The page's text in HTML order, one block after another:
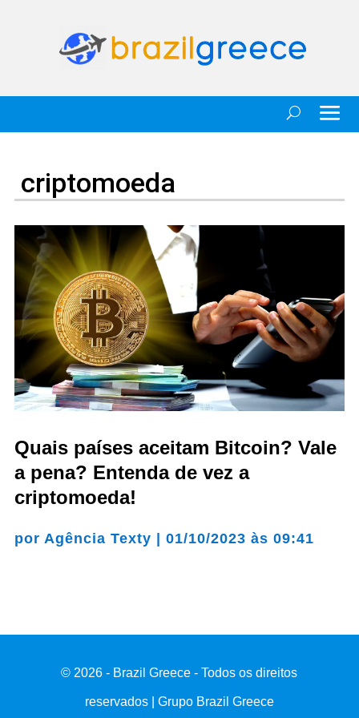
criptomoeda
Quais países aceitam Bitcoin? Vale
a pena? Entenda de vez a
criptomoeda!
por Agência Texty | 01/10/2023 às 09:41
© 2026 - Brazil Greece - Todos os direitos
reservados | Grupo Brazil Greece